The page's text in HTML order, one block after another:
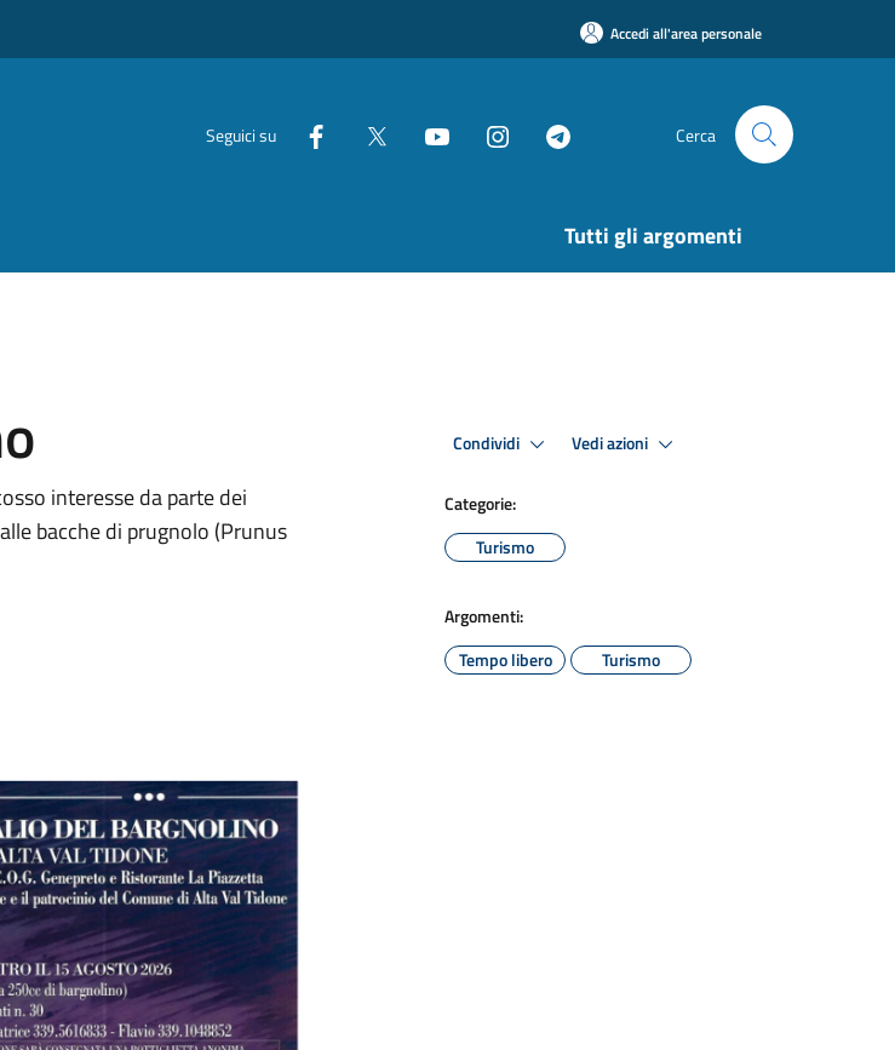
Accedi all'area personale
Seguici su Cerca
Tutti gli argomenti
interesse da parte dei
bacche di prugnolo (Prunus
Condividi Vedi azioni
Categorie:
Turismo
Argomenti:
Tempo libero
Turismo